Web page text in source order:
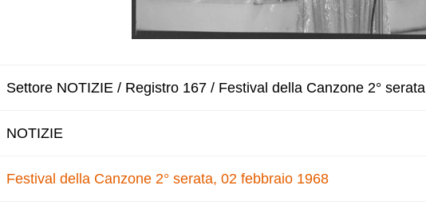
Settore NOTIZIE / Registro 167 / Festival della Canzone 2° serata
NOTIZIE
Festival della Canzone 2° serata, 02 febbraio 1968